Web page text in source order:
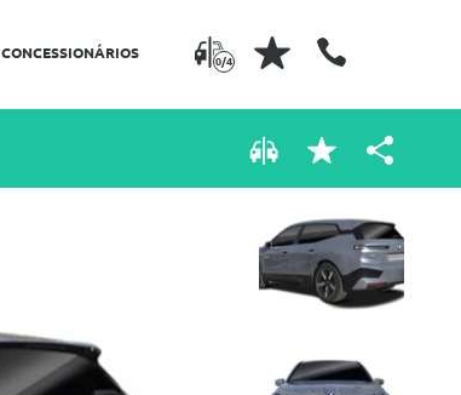
0/4
CONCESSIONÁRIOS